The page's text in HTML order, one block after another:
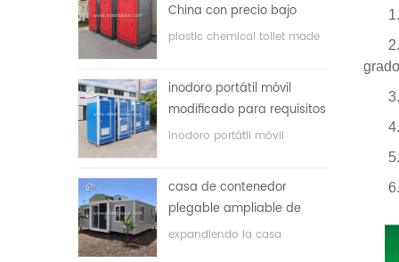
China con precio bajo
plastic chemical toilet made
inodoro portátil móvil
modificado para requisitos
particulares barato de
inodoro portátil móvil
casa de contenedor
plegable ampliable de
bajo precio
expandiendo la casa
2.
3.
5.
6.